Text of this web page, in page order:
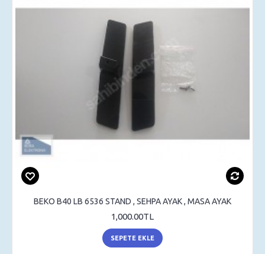
BEKO B40 LB 6536 STAND , SEHPA AYAK , MASA AYAK
1,000.00TL
SEPETE EKLE